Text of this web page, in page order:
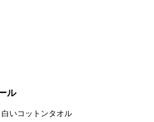
ル
いコットンタオル